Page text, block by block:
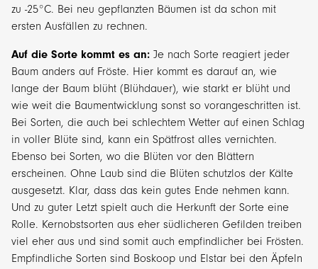
zu -25°C. Bei neu gepflanzten Bäumen ist da schon mit
ersten Ausfällen zu rechnen.
Auf die Sorte kommt es an:Je nach Sorte reagiert jeder
Baum anders auf Fröste. Hier kommt es darauf an, wie
lange der Baum blüht (Blühdauer), wie starkt er blüht und
wie weit die Baumentwicklung sonst so vorangeschritten ist.
Bei Sorten, die auch bei schlechtem Wetter auf einen Schlag
in voller Blüte sind, kann ein Spätfrost alles vernichten.
Ebenso bei Sorten, wo die Blüten vor den Blättern
erscheinen. Ohne Laub sind die Blüten schutzlos der Kälte
ausgesetzt. Klar, dass das kein gutes Ende nehmen kann.
Und zu guter Letzt spielt auch die Herkunft der Sorte eine
Rolle. Kernobstsorten aus eher südlicheren Gefilden treiben
viel eher aus und sind somit auch empfindlicher bei Frösten.
Empfindliche Sorten sind Boskoop und Elstar bei den Äpfeln